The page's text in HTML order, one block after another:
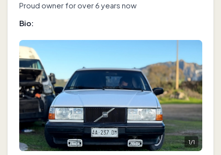
Proud owner for over 6 years now
Bio:
1/1